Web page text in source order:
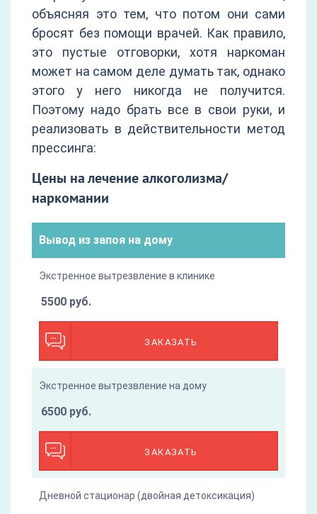
объясняя это тем, что потом они сами
бросят без помощи врачей. Как правило,
это пустые отговорки, хотя наркоман
может на самом деле думать так, однако
этого у него никогда не получится.
Поэтому надо брать все в свои руки, и
реализовать в действительности метод
прессинга:
Цены на лечение алкоголизма/
наркомании
Вывод из запоя на дому
Экстренное вытрезвление в клинике
ЗАКАЗАТЬ
5500 руб.
Экстренное вытрезвление на дому
ЗАКАЗАТЬ
6500 руб.
Дневной стационар (двойная детоксикация)